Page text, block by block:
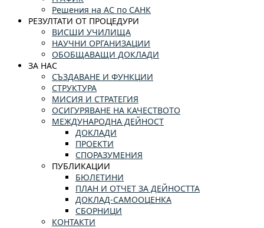
Решения на АС по САНК
РЕЗУЛТАТИ ОТ ПРОЦЕДУРИ
ВИСШИ УЧИЛИЩА
НАУЧНИ ОРГАНИЗАЦИИ
ОБОБЩАВАЩИ ДОКЛАДИ
ЗА НАС
СЪЗДАВАНЕ И ФУНКЦИИ
СТРУКТУРА
МИСИЯ И СТРАТЕГИЯ
ОСИГУРЯВАНЕ НА КАЧЕСТВОТО
МЕЖДУНАРОДНА ДЕЙНОСТ
ДОКЛАДИ
ПРОЕКТИ
СПОРАЗУМЕНИЯ
ПУБЛИКАЦИИ
БЮЛЕТИНИ
ПЛАН И ОТЧЕТ ЗА ДЕЙНОСТТА
ДОКЛАД-САМООЦЕНКА
СБОРНИЦИ
КОНТАКТИ